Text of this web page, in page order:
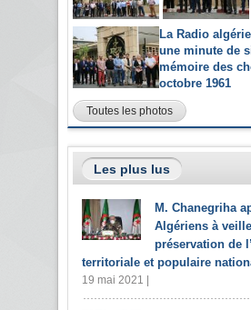
La Radio
une minute de
mémoire des
octobre 1961
Toutes les photos
Les plus lus
M. Chanegriha
Algériens à
préservation de
territoriale et populaire
19 mai 2021 |